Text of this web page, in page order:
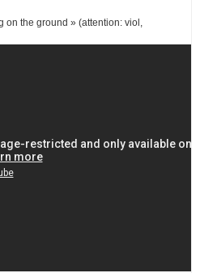
on the ground » (attention: viol,